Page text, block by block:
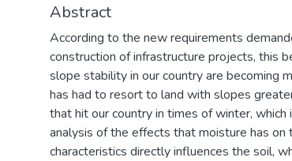
Abstract
According to the new requirements
construction of infrastructure projects, this
slope stability in our country are becoming
has had to resort to land with slopes
that hit our country in times of winter, which
analysis of the effects that moisture has on
characteristics directly influences the soil,